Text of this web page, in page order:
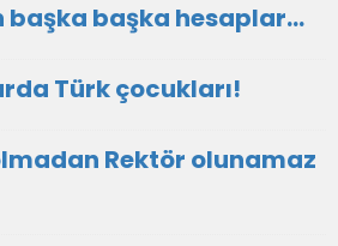
başka başka hesaplar…
Türk çocukları!
Rektör olunamaz